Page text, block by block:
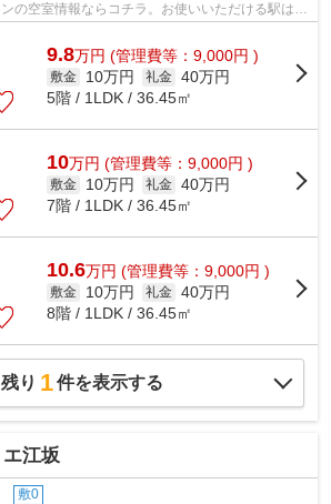
の空室情報ならコチラ。お使いいただける駅は2
い分けができ...
9.8万円 (管理費等：9,000円 )
敷金 10万円 礼金 40万円
5階 / 1LDK / 36.45㎡
10万円 (管理費等：9,000円 )
敷金 10万円 礼金 40万円
7階 / 1LDK / 36.45㎡
10.6万円 (管理費等：9,000円 )
敷金 10万円 礼金 40万円
8階 / 1LDK / 36.45㎡
残り 1件を表示する
江坂
敷0